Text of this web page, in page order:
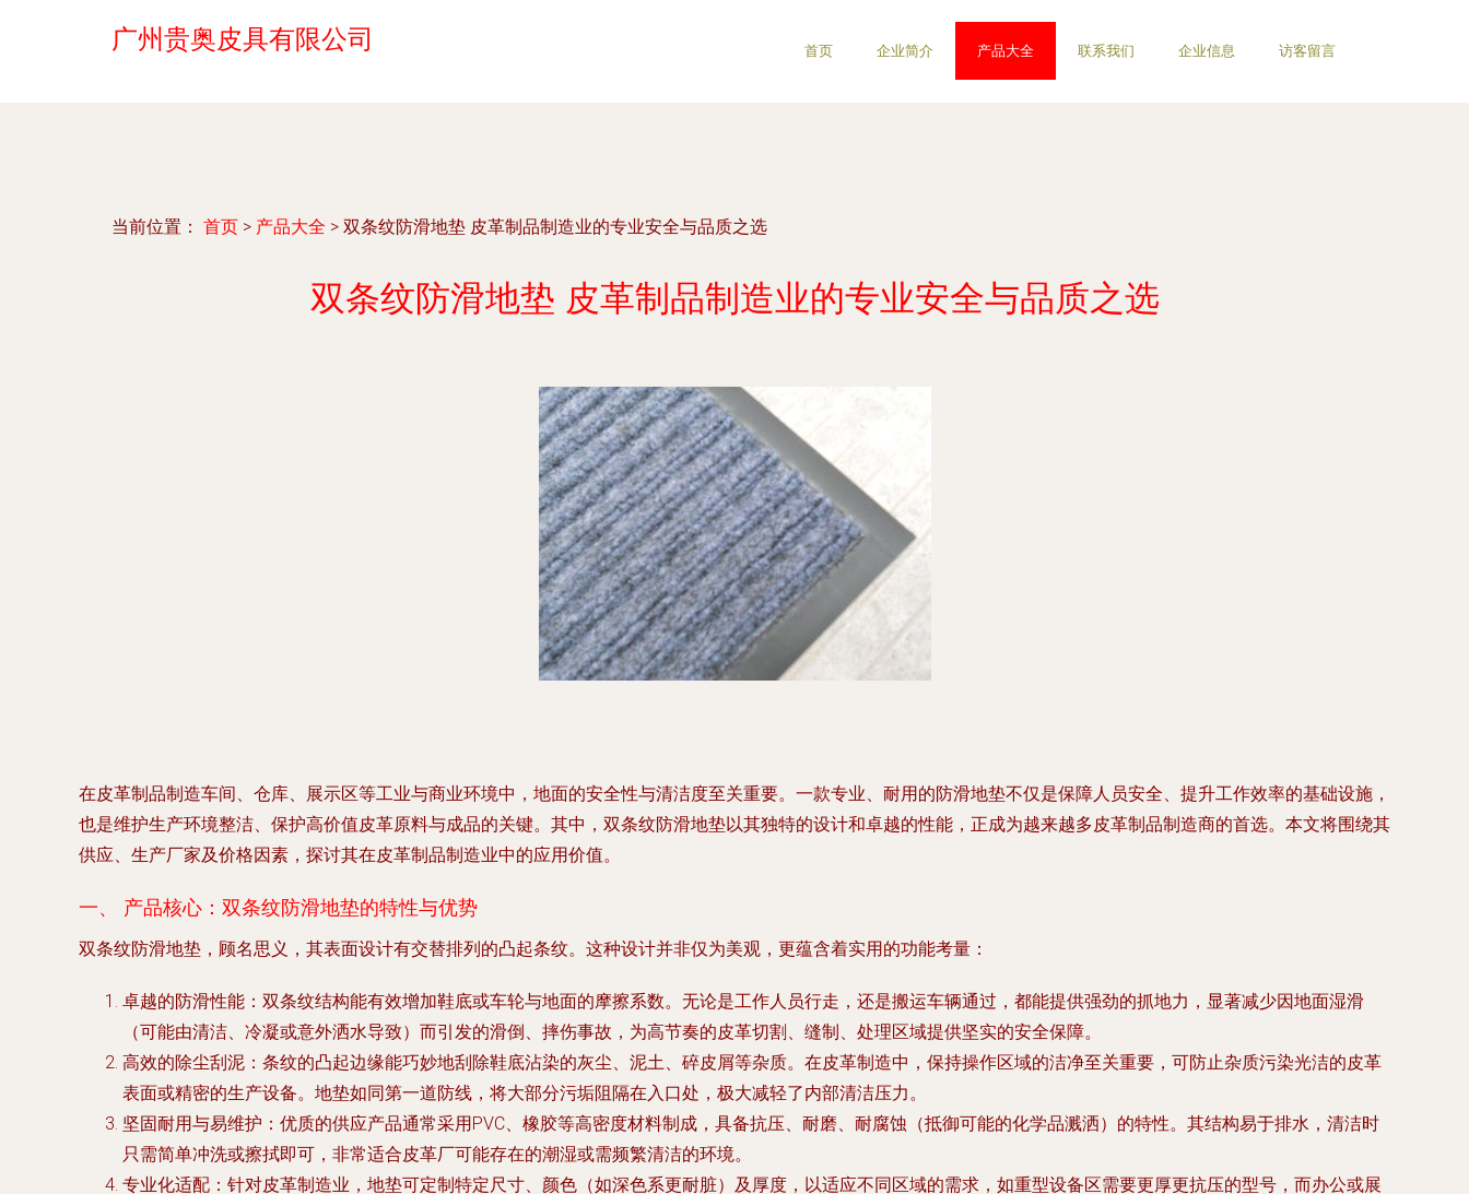
广州贵奥皮具有限公司 首页 企业简介 产品大全 联系我们 企业信息 访客留言
当前位置： 首页 > 产品大全 > 双条纹防滑地垫 皮革制品制造业的专业安全与品质之选
双条纹防滑地垫 皮革制品制造业的专业安全与品质之选
在皮革制品制造车间、仓库、展示区等工业与商业环境中，地面的安全性与清洁度至关重要。一款专业、耐用的防滑地垫不仅是保障人员安全、提升工作效率的基础设施，
也是维护生产环境整洁、保护高价值皮革原料与成品的关键。其中，双条纹防滑地垫以其独特的设计和卓越的性能，正成为越来越多皮革制品制造商的首选。本文将围绕其
供应、生产厂家及价格因素，探讨其在皮革制品制造业中的应用价值。
一、 产品核心：双条纹防滑地垫的特性与优势
双条纹防滑地垫，顾名思义，其表面设计有交替排列的凸起条纹。这种设计并非仅为美观，更蕴含着实用的功能考量：
卓越的防滑性能 ：双条纹结构能有效增加鞋底或车轮与地面的摩擦系数。无论是工作人员行走，还是搬运车辆通过，都能提供强劲的抓地力，显著减少因地面湿滑
（可能由清洁、冷凝或意外洒水导致）而引发的滑倒、摔伤事故，为高节奏的皮革切割、缝制、处理区域提供坚实的安全保障。
高效的除尘刮泥 ：条纹的凸起边缘能巧妙地刮除鞋底沾染的灰尘、泥土、碎皮屑等杂质。在皮革制造中，保持操作区域的洁净至关重要，可防止杂质污染光洁的皮革
表面或精密的生产设备。地垫如同第一道防线，将大部分污垢阻隔在入口处，极大减轻了内部清洁压力。
坚固耐用与易维护 ：优质的供应产品通常采用PVC、橡胶等高密度材料制成，具备抗压、耐磨、耐腐蚀（抵御可能的化学品溅洒）的特性。其结构易于排水，清洁时
只需简单冲洗或擦拭即可，非常适合皮革厂可能存在的潮湿或需频繁清洁的环境。
专业化适配 ：针对皮革制造业，地垫可定制特定尺寸、颜色（如深色系更耐脏）及厚度，以适应不同区域的需求，如重型设备区需要更厚更抗压的型号，而办公或展